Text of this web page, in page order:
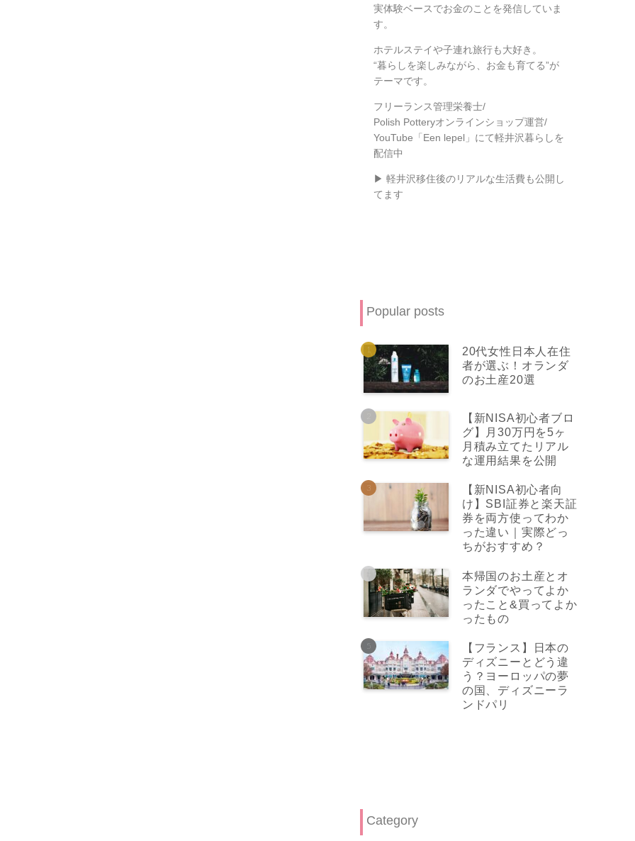
実体験ベースでお金のことを発信していま
す。
ホテルステイや子連れ旅行も大好き。
“暮らしを楽しみながら、お金も育てる”が
テーマです。
フリーランス管理栄養士/
Polish Potteryオンラインショップ運営/
YouTube「Een lepel」にて軽井沢暮らしを
配信中
▶ 軽井沢移住後のリアルな生活費も公開し
てます
Popular posts
20代女性日本人在住
者が選ぶ！オランダ
のお土産20選
【新NISA初心者ブロ
グ】月30万円を5ヶ
月積み立てたリアル
な運用結果を公開
【新NISA初心者向
け】SBI証券と楽天証
券を両方使ってわか
った違い｜実際どっ
ちがおすすめ？
本帰国のお土産とオ
ランダでやってよか
ったこと&買ってよか
ったもの
【フランス】日本の
ディズニーとどう違
う？ヨーロッパの夢
の国、ディズニーラ
ンドパリ
Category